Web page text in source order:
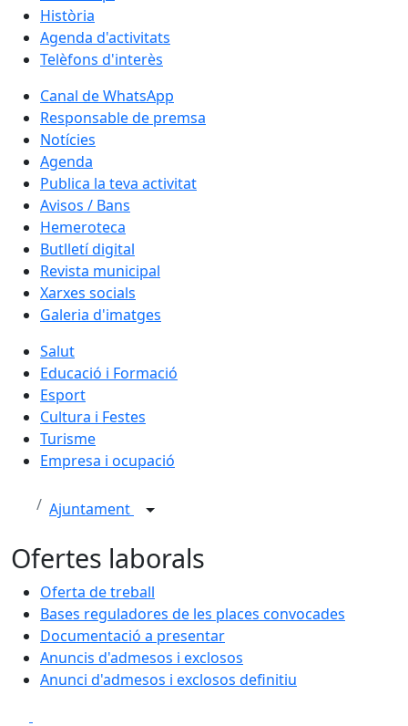
Història
Agenda d'activitats
Telèfons d'interès
Canal de WhatsApp
Responsable de premsa
Notícies
Agenda
Publica la teva activitat
Avisos / Bans
Hemeroteca
Butlletí digital
Revista municipal
Xarxes socials
Galeria d'imatges
Salut
Educació i Formació
Esport
Cultura i Festes
Turisme
Empresa i ocupació
Ajuntament
Ofertes laborals
Oferta de treball
Bases reguladores de les places convocades
Documentació a presentar
Anuncis d'admesos i exclosos
Anunci d'admesos i exclosos definitiu